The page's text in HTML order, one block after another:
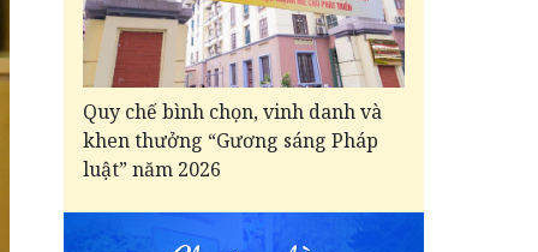
Quy chế bình chọn, vinh danh và
khen thưởng “Gương sáng Pháp
luật” năm 2026